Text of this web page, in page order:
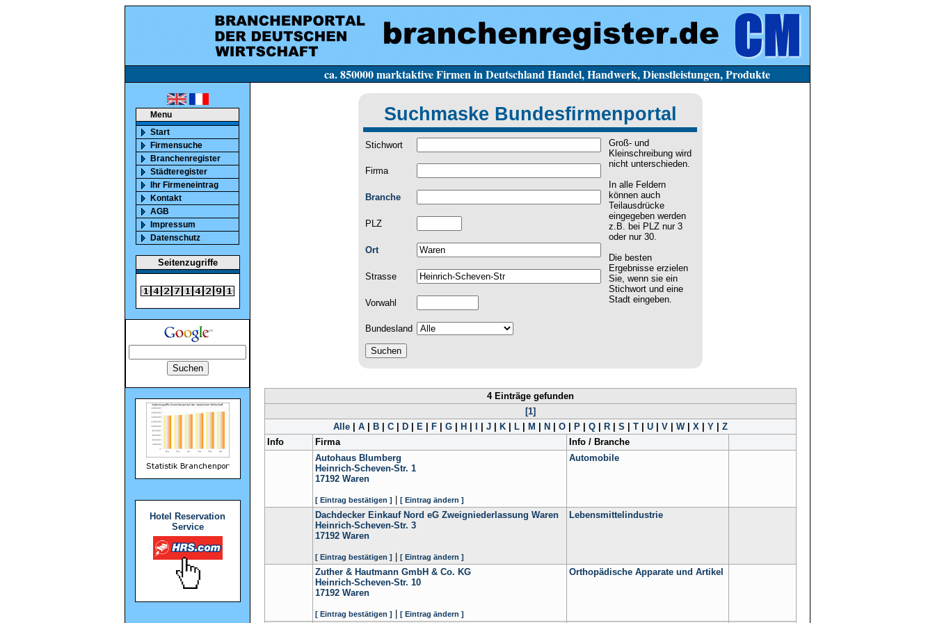
ca. 850000 marktaktive Firmen in Deutschland Handel, Handwerk, Dienstleistungen, Produkte
Menu
Start
Firmensuche
Branchenregister
Städteregister
Ihr Firmeneintrag
Kontakt
AGB
Impressum
Datenschutz
Seitenzugriffe
Hotel Reservation
Service
Suchmaske Bundesfirmenportal
Stichwort
Groß- und
Kleinschreibung wird
nicht unterschieden.
In alle Feldern
können auch
Teilausdrücke
eingegeben werden
z.B. bei PLZ nur 3
oder nur 30.
Die besten
Ergebnisse erzielen
Sie, wenn sie ein
Stichwort und eine
Stadt eingeben.
Firma
Branche
PLZ
Ort
Strasse
Vorwahl
Bundesland
4 Einträge gefunden
[1]
Alle| A| B| C| D| E| F| G| H J| K| L| M N O| P| Q| R| S T| U| V| W| X| Y| Z
Info
Firma
Info / Branche
Autohaus Blumberg
Heinrich-Scheven-Str. 1
17192 Waren
[ Eintrag bestätigen ] [ Eintrag ändern ]
Automobile
Dachdecker Einkauf Nord eG Zweigniederlassung Waren
Heinrich-Scheven-Str. 3
17192 Waren
[ Eintrag bestätigen ] [ Eintrag ändern ]
Lebensmittelindustrie
Zuther & Hautmann GmbH & Co. KG
Heinrich-Scheven-Str. 10
17192 Waren
[ Eintrag bestätigen ] [ Eintrag ändern ]
Orthopädische Apparate und Artikel